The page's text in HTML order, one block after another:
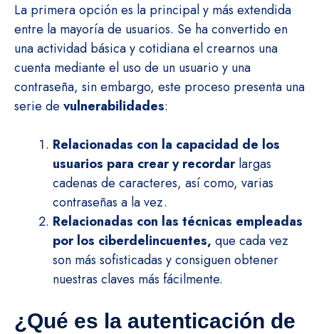
La primera opción es la principal y más extendida
entre la mayoría de usuarios. Se ha convertido en
una actividad básica y cotidiana el crearnos una
cuenta mediante el uso de un usuario y una
contraseña, sin embargo, este proceso presenta una
serie de vulnerabilidades:
Relacionadas con la capacidad de los
usuarios para crear y recordarlargas
cadenas de caracteres, así como, varias
contraseñas a la vez.
Relacionadas con las técnicas empleadas
por los ciberdelincuentes, que cada vez
son más sofisticadas y consiguen obtener
nuestras claves más fácilmente.
¿Qué es la autenticación de